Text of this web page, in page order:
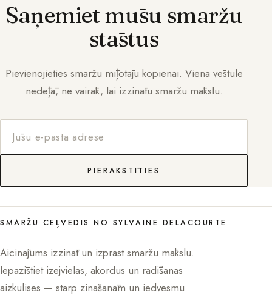
Saņemiet mūsu smaržu
stāstus
Pievienojieties smaržu mīļotāju kopienai. Viena vēstule
nedēļā, ne vairāk, lai izzinātu smaržu mākslu.
PIERAKSTĪTIES
SMARŽU CEĻVEDIS NO SYLVAINE DELACOURTE
Aicinājums izzināt un izprast smaržu mākslu.
Iepazīstiet izejvielas, akordus un radīšanas
aizkulises — starp zināšanām un iedvesmu.